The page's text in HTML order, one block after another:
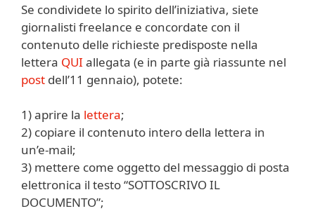
Se condividete lo spirito dell’iniziativa, siete
giornalisti freelance e concordate con il
contenuto delle richieste predisposte nella
lettera QUI allegata (e in parte già riassunte nel
post dell’11 gennaio), potete:
1) aprire la lettera;
2) copiare il contenuto intero della lettera in
un’e-mail;
3) mettere come oggetto del messaggio di posta
elettronica il testo “SOTTOSCRIVO IL
DOCUMENTO”;